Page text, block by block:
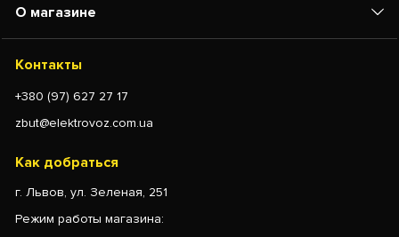
О магазине
Контакты
+380 (97) 627 27 17
zbut@elektrovoz.com.ua
Как добраться
г. Львов, ул. Зеленая, 251
Режим работы магазина: